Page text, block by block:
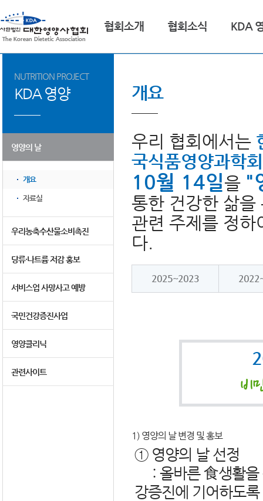
협회소개 협회소식 KDA
NUTRITION PROJECT
KDA 영양
영양의 날
개요
자료실
우리농축수산물소비촉진
당류·나트륨 저감 홍보
서비스업 사망사고 예방
국민건강증진사업
영양클리닉
관련사이트
개요
우리 협회에서는
국식품영양과학
10월 14일을 "
통한 건강한 삶을
관련 주제를 정하
다.
2025~2023
1) 영양의 날 변경 및 홍보
① 영양의 날 선정
: 올바른 食생활을
강증진에 기어하도